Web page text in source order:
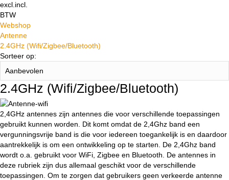
excl. incl.
BTW
Webshop
Antenne
2.4GHz (Wifi/Zigbee/Bluetooth)
Sorteer op:
2.4GHz (Wifi/Zigbee/Bluetooth)
2,4GHz antennes zijn antennes die voor verschillende toepassingen
gebruikt kunnen worden. Dit komt omdat de 2,4Ghz band een
vergunningsvrije band is die voor iedereen toegankelijk is en daardoor
aantrekkelijk is om een ontwikkeling op te starten. De 2,4Ghz band
wordt o.a. gebruikt voor WiFi, Zigbee en Bluetooth. De antennes in
deze rubriek zijn dus allemaal geschikt voor de verschillende
toepassingen. Om te zorgen dat gebruikers geen verkeerde antenne